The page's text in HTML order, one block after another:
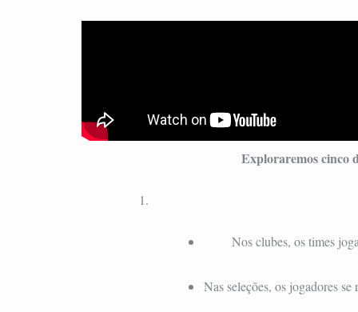
Exploraremos cinco
Nos clubes, os times
Nas seleções, os jogadores